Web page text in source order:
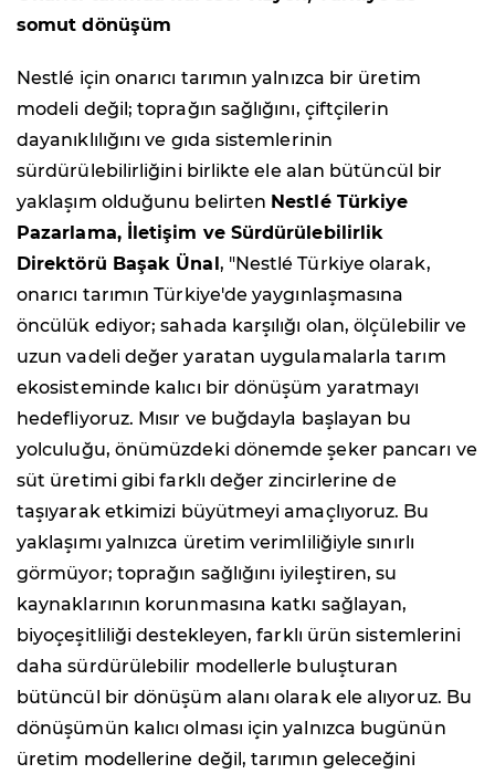
somut dönüşüm
Nestlé için onarıcı tarımın yalnızca bir üretim
modeli değil; toprağın sağlığını, çiftçilerin
dayanıklılığını ve gıda sistemlerinin
sürdürülebilirliğini birlikte ele alan bütüncül bir
yaklaşım olduğunu belirten Nestlé Türkiye
Pazarlama, İletişim ve Sürdürülebilirlik
Direktörü Başak Ünal, "Nestlé Türkiye olarak,
onarıcı tarımın Türkiye'de yaygınlaşmasına
öncülük ediyor; sahada karşılığı olan, ölçülebilir ve
uzun vadeli değer yaratan uygulamalarla tarım
ekosisteminde kalıcı bir dönüşüm yaratmayı
hedefliyoruz. Mısır ve buğdayla başlayan bu
yolculuğu, önümüzdeki dönemde şeker pancarı ve
süt üretimi gibi farklı değer zincirlerine de
taşıyarak etkimizi büyütmeyi amaçlıyoruz. Bu
yaklaşımı yalnızca üretim verimliliğiyle sınırlı
görmüyor; toprağın sağlığını iyileştiren, su
kaynaklarının korunmasına katkı sağlayan,
biyoçeşitliliği destekleyen, farklı ürün sistemlerini
daha sürdürülebilir modellerle buluşturan
bütüncül bir dönüşüm alanı olarak ele alıyoruz. Bu
dönüşümün kalıcı olması için yalnızca bugünün
üretim modellerine değil, tarımın geleceğini